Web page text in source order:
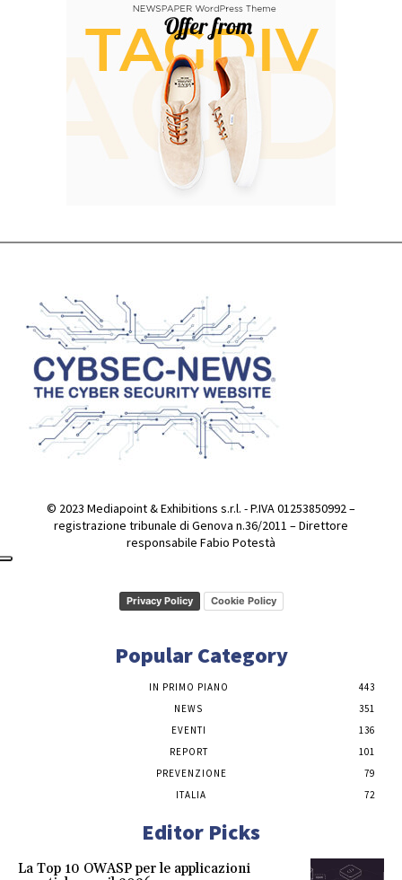
© 2023 Mediapoint & Exhibitions s.r.l. - P.IVA 01253850992 –
registrazione tribunale di Genova n.36/2011 – Direttore
responsabile Fabio Potestà
Privacy Policy Cookie Policy
Popular Category
IN PRIMO PIANO
443
NEWS
351
EVENTI
136
REPORT
101
PREVENZIONE
79
ITALIA
72
Editor Picks
La Top 10 OWASP per le applicazioni